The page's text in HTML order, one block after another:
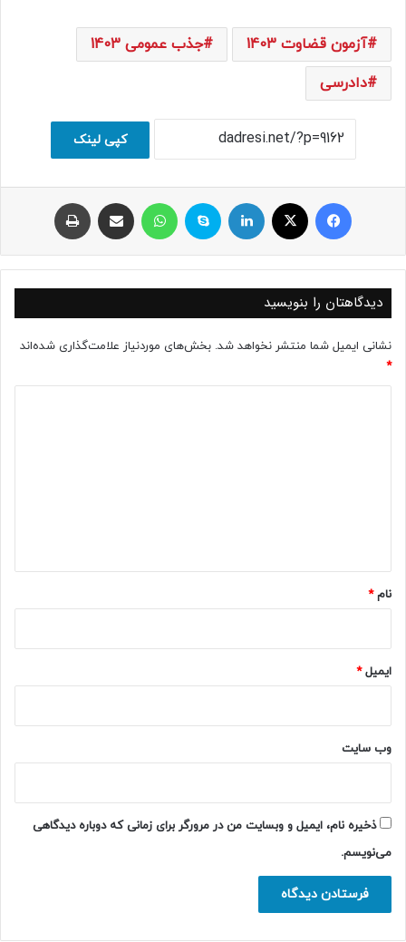
آزمون قضاوت 1403
جذب عمومی 1403
دادرسی
کپی لینک
فیسبوک ایکس لینکداین اسکایپ واتس آپ اشتراک با ایمیل
دیدگاهتان را بنویسید
نشانی ایمیل شما منتشر نخواهد شد. بخش‌های موردنیاز علامت‌گذاری شده‌اند
*
نام*
ایمیل*
وب‌ سایت
ذخیره نام، ایمیل و وبسایت من در مرورگر برای زمانی که دوباره دیدگاهی
می‌نویسم.